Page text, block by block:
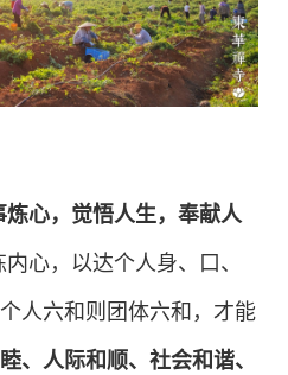
心，觉悟人生，奉献人
心，以达个人身、口、
人六和则团体六和，才能
、人际和顺、社会和谐、